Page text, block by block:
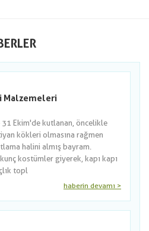
Malzemeleri
31 Ekim'de kutlanan, öncelikle
kökleri olmasına rağmen
halini almış bayram.
kostümler giyerek, kapı kapı
topl
haberin devamı >